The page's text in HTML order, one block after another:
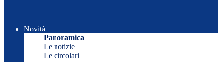
Novità
Panoramica
Le notizie
Le circolari